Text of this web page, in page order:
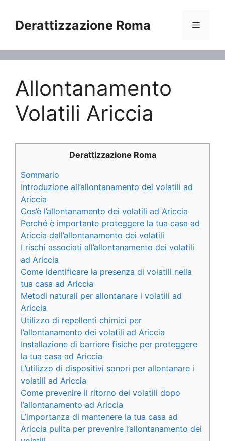
contenuto
Derattizzazione Roma Menu
Allontanamento
Volatili Ariccia
Derattizzazione Roma
Sommario
Introduzione all’allontanamento dei volatili ad
Ariccia
Cos’è l’allontanamento dei volatili ad Ariccia
Perché è importante proteggere la tua casa ad
Ariccia dall’allontanamento dei volatili
I rischi associati all’allontanamento dei volatili
ad Ariccia
Come identificare la presenza di volatili nella
tua casa ad Ariccia
Metodi naturali per allontanare i volatili ad
Ariccia
Utilizzo di repellenti chimici per
l’allontanamento dei volatili ad Ariccia
Installazione di barriere fisiche per proteggere
la tua casa ad Ariccia
L’utilizzo di dispositivi sonori per allontanare i
volatili ad Ariccia
Come prevenire il ritorno dei volatili dopo
l’allontanamento ad Ariccia
L’importanza di mantenere la tua casa ad
Ariccia pulita per prevenire l’allontanamento dei